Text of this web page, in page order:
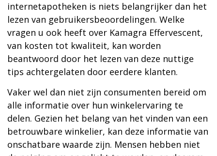
internetapotheken is niets belangrijker dan het
lezen van gebruikersbeoordelingen. Welke
vragen u ook heeft over Kamagra Effervescent,
van kosten tot kwaliteit, kan worden
beantwoord door het lezen van deze nuttige
tips achtergelaten door eerdere klanten.
Vaker wel dan niet zijn consumenten bereid om
alle informatie over hun winkelervaring te
delen. Gezien het belang van het vinden van een
betrouwbare winkelier, kan deze informatie van
onschatbare waarde zijn. Mensen hebben niet